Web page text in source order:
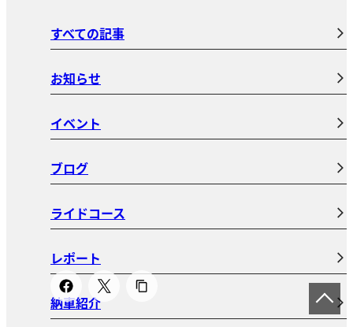
すべての記事
お知らせ
イベント
ブログ
ライドコース
レポート
納車紹介